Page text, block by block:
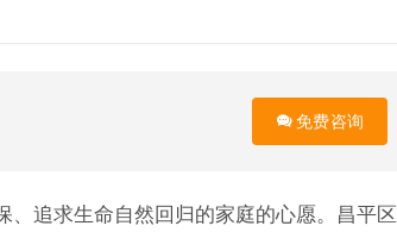
免费咨询
追求生命自然回归的家庭的心愿。昌平区